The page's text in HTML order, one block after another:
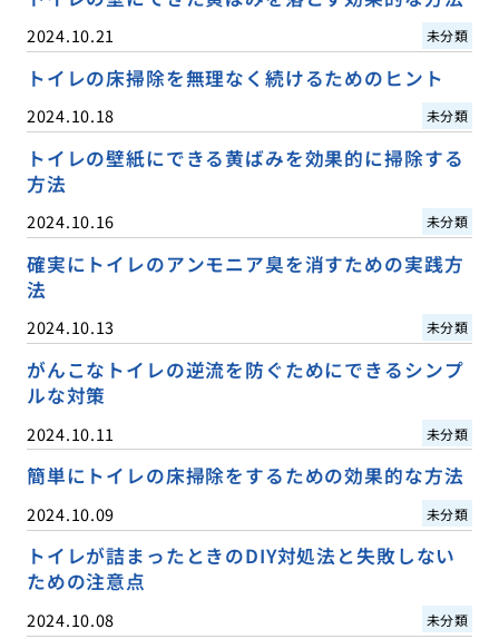
2024.10.21 未分類
トイレの床掃除を無理なく続けるためのヒント
2024.10.18 未分類
トイレの壁紙にできる黄ばみを効果的に掃除する
方法
2024.10.16 未分類
確実にトイレのアンモニア臭を消すための実践方
法
2024.10.13 未分類
がんこなトイレの逆流を防ぐためにできるシンプ
ルな対策
2024.10.11 未分類
簡単にトイレの床掃除をするための効果的な方法
2024.10.09 未分類
トイレが詰まったときのDIY対処法と失敗しない
ための注意点
2024.10.08 未分類